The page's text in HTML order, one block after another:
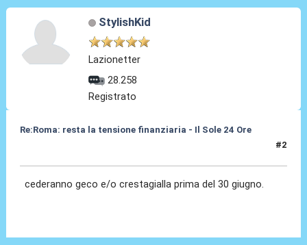
StylishKid
Lazionetter
28.258
Registrato
Re:Roma: resta la tensione finanziaria - Il Sole 24 Ore
#2
cederanno geco e/o crestagialla prima del 30 giugno.